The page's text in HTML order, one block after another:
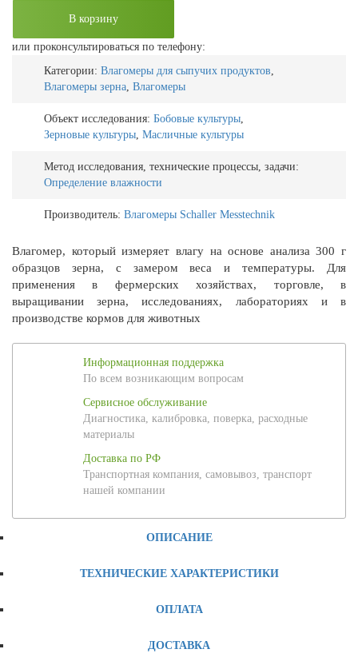
В корзину
или проконсультироваться по телефону:
Категории: Влагомеры для сыпучих продуктов
Влагомеры зерна Влагомеры
Объект исследования: Бобовые культуры
Зерновые культуры Масличные культуры
Метод исследования, технические процессы, задачи:
Определение влажности
Производитель: Влагомеры Schaller Messtechnik
Влагомер, который измеряет влагу на основе анализа 300 г
образцов зерна, с замером веса и температуры. Для
применения в фермерских хозяйствах, торговле, в
выращивании зерна, исследованиях, лабораториях и в
производстве кормов для животных
Информационная поддержка
По всем возникающим вопросам
Сервисное обслуживание
Диагностика, калибровка, поверка, расходные
материалы
Доставка по РФ
Транспортная компания, самовывоз, транспорт
нашей компании
ОПИСАНИЕ
ТЕХНИЧЕСКИЕ ХАРАКТЕРИСТИКИ
ОПЛАТА
ДОСТАВКА